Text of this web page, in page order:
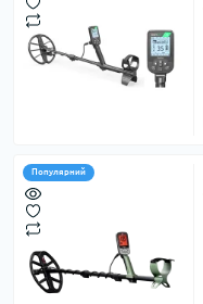
Популярний